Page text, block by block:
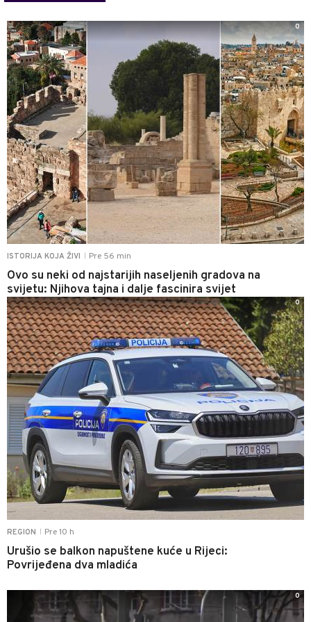
ISTORIJA KOJA ŽIVI Pre 56 min
Ovo su neki od najstarijih naseljenih gradova na
svijetu: Njihova tajna i dalje fascinira svijet
0
REGION Pre 10 h
Urušio se balkon napuštene kuće u Rijeci:
Povrijeđena dva mladića
0
0